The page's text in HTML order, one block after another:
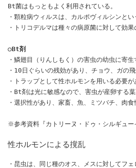
Bt菌はもっともよく利用されている。
・顆粒病ウィルスは、カルポヴィルシンとい
・トリコデルマは種々の病原菌に対して効
○Bt剤
・鱗翅目（りんしもく）の害虫の幼虫に寄生
・10日ぐらいの残効があり、チョウ、ガの
・トラップとして性ホルモンを用いる必要
・Bt剤は光に敏感なので、害虫が産卵する葉
・選択性があり、家畜、魚、ミツバチ、肉食
性ホルモンによる撹乱
・昆虫は、同じ種のオス、メスに対してフ